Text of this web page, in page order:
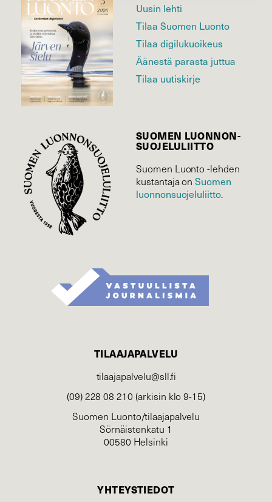
Uusin lehti
Tilaa Suomen Luonto
Tilaa digilukuoikeus
Äänestä parasta juttua
Tilaa uutiskirje
SUOMEN LUONNON­
SUOJELU­LIITTO
Suomen Luonto -lehden
kustantaja onSuomen
luonnonsuojelu­liitto.
TILAAJAPALVELU
tilaajapalvelu@sll.fi
(09) 228 08 210 (arkisin klo 9-15)
Suomen Luonto/tilaajapalvelu
Sörnäistenkatu 1
00580 Helsinki
YHTEYSTIEDOT